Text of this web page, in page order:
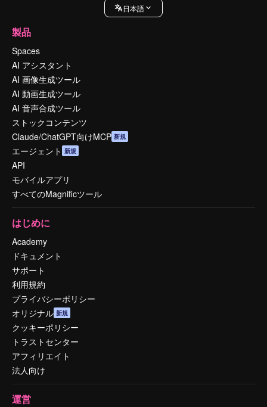
日本語
製品
Spaces
AI アシスタント
AI 画像生成ツール
AI 動画生成ツール
AI 音声合成ツール
ストックコンテンツ
Claude/ChatGPT向けMCP 新規
エージェント 新規
API
モバイルアプリ
すべてのMagnificツール
はじめに
Academy
ドキュメント
サポート
利用規約
プライバシーポリシー
オリジナル 新規
クッキーポリシー
トラストセンター
アフィリエイト
法人向け
運営